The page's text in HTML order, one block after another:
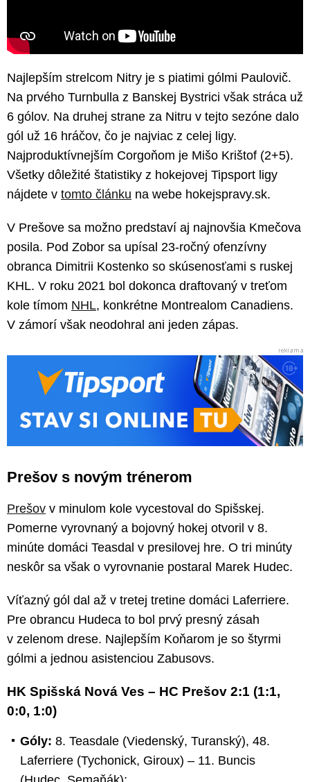
Najlepším strelcom Nitry je s piatimi gólmi Paulovič.
Na prvého Turnbulla z Banskej Bystrici však stráca už
6 gólov. Na druhej strane za Nitru v tejto sezóne dalo
gól už 16 hráčov, čo je najviac z celej ligy.
Najproduktívnejším Corgoňom je Mišo Krištof (2+5).
Všetky dôležité štatistiky z hokejovej Tipsport ligy
nájdete v tomto článku na webe hokejspravy.sk.
V Prešove sa možno predstaví aj najnovšia Kmečova
posila. Pod Zobor sa upísal 23-ročný ofenzívny
obranca Dimitrii Kostenko so skúsenosťami s ruskej
KHL. V roku 2021 bol dokonca draftovaný v treťom
kole tímom NHL, konkrétne Montrealom Canadiens.
V zámorí však neodohral ani jeden zápas.
Prešov s novým trénerom
Prešov v minulom kole vycestoval do Spišskej.
Pomerne vyrovnaný a bojovný hokej otvoril v 8.
minúte domáci Teasdal v presilovej hre. O tri minúty
neskôr sa však o vyrovnanie postaral Marek Hudec.
Víťazný gól dal až v tretej tretine domáci Laferriere.
Pre obrancu Hudeca to bol prvý presný zásah
v zelenom drese. Najlepším Koňarom je so štyrmi
gólmi a jednou asistenciou Zabusovs.
HK Spišská Nová Ves – HC Prešov 2:1 (1:1,
0:0, 1:0)
Góly: 8. Teasdale (Viedenský, Turanský), 48.
Laferriere (Tychonick, Giroux) – 11. Buncis